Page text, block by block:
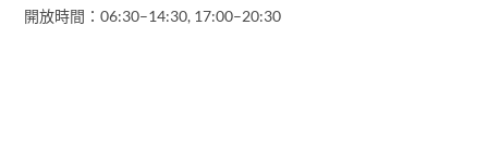
開放時間：06:30–14:30, 17:00–20:30